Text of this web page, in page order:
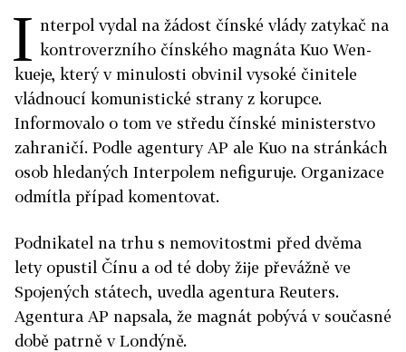
I nterpol vydal na žádost čínské vlády zatykač na
kontroverzního čínského magnáta Kuo Wen-
kueje, který v minulosti obvinil vysoké činitele
vládnoucí komunistické strany z korupce.
Informovalo o tom ve středu čínské ministerstvo
zahraničí. Podle agentury AP ale Kuo na stránkách
osob hledaných Interpolem nefiguruje. Organizace
odmítla případ komentovat.
Podnikatel na trhu s nemovitostmi před dvěma
lety opustil Čínu a od té doby žije převážně ve
Spojených státech, uvedla agentura Reuters.
Agentura AP napsala, že magnát pobývá v současné
době patrně v Londýně.